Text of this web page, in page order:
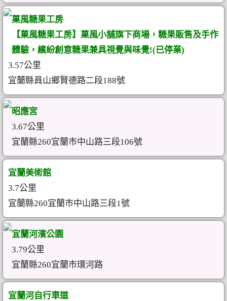
菓風糖果工房
【菓風糖果工房】菓風小舖旗下商場，糖果販售及手作
體驗，繽紛創意糖果兼具視覺與味覺!(已停業)
3.57公里
宜蘭縣員山鄉賢德路二段188號
昭應宮
3.67公里
宜蘭縣260宜蘭市中山路三段106號
宜蘭美術館
3.7公里
宜蘭縣260宜蘭市中山路三段1號
宜蘭河濱公園
3.79公里
宜蘭縣260宜蘭市環河路
宜蘭河自行車道